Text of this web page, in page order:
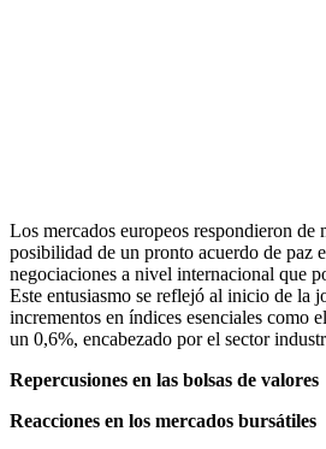
Los mercados europeos respondieron de
posibilidad de un pronto acuerdo de paz
negociaciones a nivel internacional que
Este entusiasmo se reflejó al inicio de la
incrementos en índices esenciales como
un 0,6%, encabezado por el sector
Repercusiones en las bolsas de valores
Reacciones en los mercados bursátiles